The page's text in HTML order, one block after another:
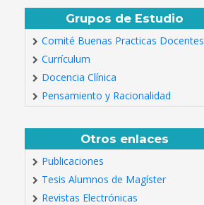
Grupos de Estudio
Comité Buenas Practicas Docentes
Currículum
Docencia Clínica
Pensamiento y Racionalidad
Otros enlaces
Publicaciones
Tesis Alumnos de Magíster
Revistas Electrónicas